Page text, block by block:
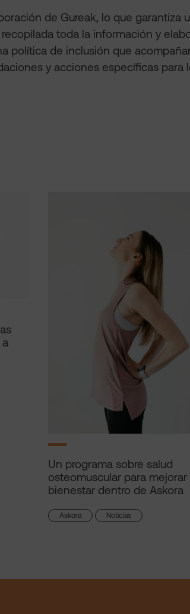
de Gureak, lo que garantiza
toda la información y
política de inclusión que
y acciones específicas para
Un programa sobre salud
osteomuscular para mejorar
bienestar dentro de Askora
Askora Noticias